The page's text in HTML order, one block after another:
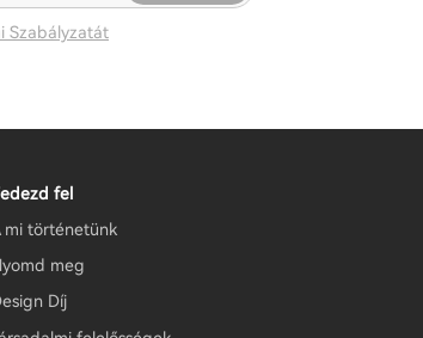
Szabályzatát
fel
mi történetünk
meg
Díj